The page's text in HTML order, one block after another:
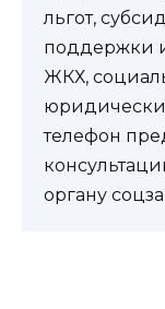
льгот,
поддержки
ЖКХ,
телефон
органу